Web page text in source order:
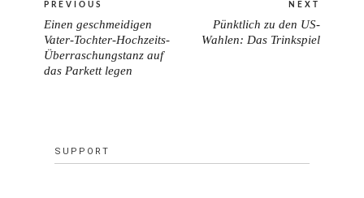
PREVIOUS
PREVIOUS
POST:
Einen geschmeidigen
Vater-Tochter-Hochzeits-
Überraschungstanz auf
das Parkett legen
NEXT
NEXT
Pünktlich zu den US-
Wahlen: Das Trinkspiel
SUPPORT